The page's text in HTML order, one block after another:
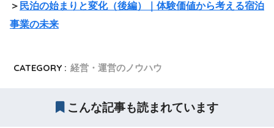
＞ 民泊の始まりと変化（後編）｜体験価値から考える宿泊
事業の未来
CATEGORY : 経営・運営のノウハウ
こんな記事も読まれています